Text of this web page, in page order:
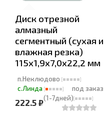
Диск отрезной
алмазный
сегментный (сухая и
влажная резка)
115х1,9х7,0х22,2 мм
п.Неклюдово
с.Линда
под заказ
(1-7дней)
222.5 ₽